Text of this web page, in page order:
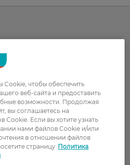
Макияж
Тело
Детям
Волосы
Дерматокосметика
чтобы обеспечить
веб-сайта и предоставить
возможности. Продолжая
вы соглашаетесь на
Cookie. Если вы хотите узнать
нами файлов Cookie и/или
в отношении файлов
страницу Политика